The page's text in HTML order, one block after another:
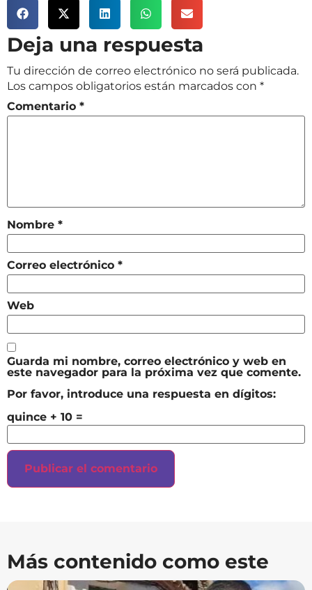
Deja una respuesta
Tu dirección de correo electrónico no será publicada.
Los campos obligatorios están marcados con *
Comentario *
Nombre *
Correo electrónico *
Web
Guarda mi nombre, correo electrónico y web en
este navegador para la próxima vez que comente.
Por favor, introduce una respuesta en dígitos:
quince + 10 =
Más contenido como este